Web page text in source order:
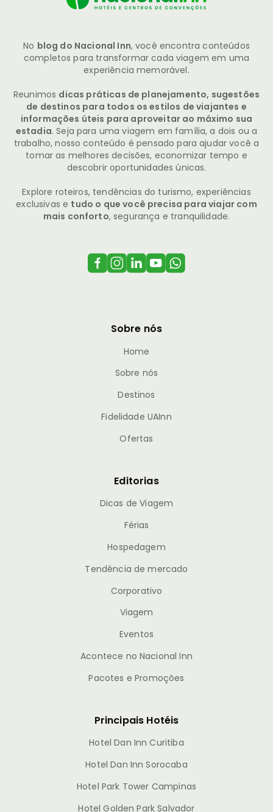
No blog do Nacional Inn, você encontra conteúdos
completos para transformar cada viagem em uma
experiência memorável.
Reunimos dicas práticas de planejamento, sugestões
de destinos para todos os estilos de viajantes e
informações úteis para aproveitar ao máximo sua
estadia. Seja para uma viagem em família, a dois ou a
trabalho, nosso conteúdo é pensado para ajudar você a
tomar as melhores decisões, economizar tempo e
descobrir oportunidades únicas.
Explore roteiros, tendências do turismo, experiências
exclusivas e tudo o que você precisa para viajar com
mais conforto, segurança e tranquilidade.
Sobre nós
Home
Sobre nós
Destinos
Fidelidade UAInn
Ofertas
Editorias
Dicas de Viagem
Férias
Hospedagem
Tendência de mercado
Corporativo
Viagem
Eventos
Acontece no Nacional Inn
Pacotes e Promoções
Principais Hotéis
Hotel Dan Inn Curitiba
Hotel Dan Inn Sorocaba
Hotel Park Tower Campinas
Hotel Golden Park Salvador